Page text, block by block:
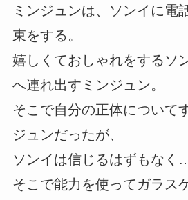
ミンジュンは、ソンイに電
束をする。
嬉しくておしゃれをするソ
へ連れ出すミンジュン。
そこで自分の正体について
ジュンだったが、
ソンイは信じるはずもなく…
そこで能力を使ってガラス